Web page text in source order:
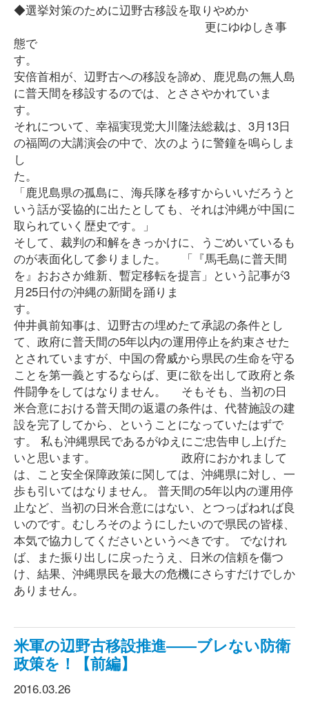
◆選挙対策のために辺野古移設を取りやめか
更にゆゆしき事
態で
す
安倍首相が、辺野古への移設を諦め、鹿児島の無人島
に普天間を移設するのでは、とささやかれていま
す。
それについて、幸福実現党大川隆法総裁は、3月13日
の福岡の大講演会の中で、次のように警鐘を鳴らしま
し
た
「鹿児島県の孤島に、海兵隊を移すからいいだろうと
いう話が妥協的に出たとしても、それは沖縄が中国に
取られていく歴史です。」
そして、裁判の和解をきっかけに、うごめいているも
のが表面化して参りました。 「『馬毛島に普天間
を』おおさか維新、暫定移転を提言」という記事が3
月25日付の沖縄の新聞を踊りま
す
仲井眞前知事は、辺野古の埋めたて承認の条件とし
て、政府に普天間の5年以内の運用停止を約束させた
とされていますが、中国の脅威から県民の生命を守る
ことを第一義とするならば、更に欲を出して政府と条
件闘争をしてはなりません。 そもそも、当初の日
米合意における普天間の返還の条件は、代替施設の建
設を完了してから、ということになっていたはずで
す。 私も沖縄県民であるがゆえにご忠告申し上げた
いと思います。 政府におかれまして
は、こと安全保障政策に関しては、沖縄県に対し、一
歩も引いてはなりません。 普天間の5年以内の運用停
止など、当初の日米合意にはない、とつっぱねれば良
いのです。むしろそのようにしたいので県民の皆様、
本気で協力してくださいというべきです。 でなけれ
ば、また振り出しに戻ったうえ、日米の信頼を傷つ
け、結果、沖縄県民を最大の危機にさらすだけでしか
ありません。
米軍の辺野古移設推進――ブレない防衛
政策を！【前編】
2016.03.26